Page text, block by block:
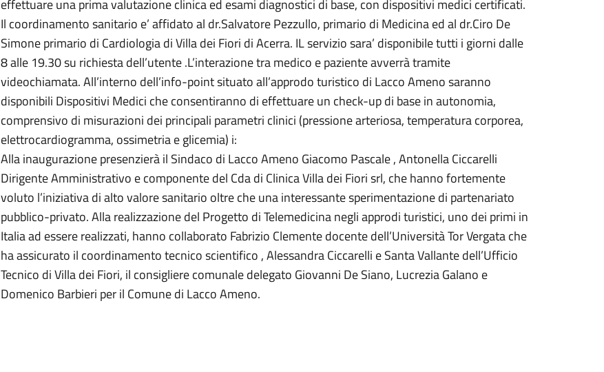
effettuare una prima valutazione clinica ed esami diagnostici di base, con dispositivi medici certificati.
Il coordinamento sanitario e’ affidato al dr.Salvatore Pezzullo, primario di Medicina ed al dr.Ciro De
Simone primario di Cardiologia di Villa dei Fiori di Acerra. IL servizio sara’ disponibile tutti i giorni dalle
8 alle 19.30 su richiesta dell’utente .L’interazione tra medico e paziente avverrà tramite
videochiamata. All’interno dell’info-point situato all’approdo turistico di Lacco Ameno saranno
disponibili Dispositivi Medici che consentiranno di effettuare un check-up di base in autonomia,
comprensivo di misurazioni dei principali parametri clinici (pressione arteriosa, temperatura corporea,
elettrocardiogramma, ossimetria e glicemia) i:
Alla inaugurazione presenzierà il Sindaco di Lacco Ameno Giacomo Pascale , Antonella Ciccarelli
Dirigente Amministrativo e componente del Cda di Clinica Villa dei Fiori srl, che hanno fortemente
voluto l’iniziativa di alto valore sanitario oltre che una interessante sperimentazione di partenariato
pubblico-privato. Alla realizzazione del Progetto di Telemedicina negli approdi turistici, uno dei primi in
Italia ad essere realizzati, hanno collaborato Fabrizio Clemente docente dell’Università Tor Vergata che
ha assicurato il coordinamento tecnico scientifico , Alessandra Ciccarelli e Santa Vallante dell’Ufficio
Tecnico di Villa dei Fiori, il consigliere comunale delegato Giovanni De Siano, Lucrezia Galano e
Domenico Barbieri per il Comune di Lacco Ameno.